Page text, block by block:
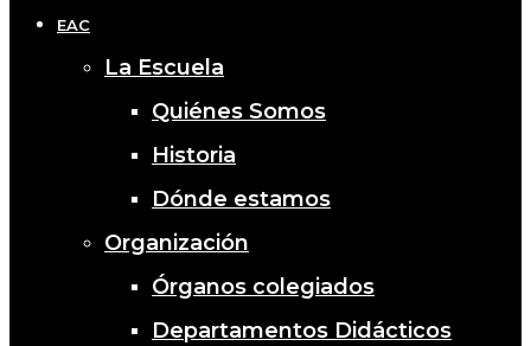
EAC
La Escuela
Quiénes Somos
Historia
Dónde estamos
Organización
Órganos colegiados
Departamentos Didácticos